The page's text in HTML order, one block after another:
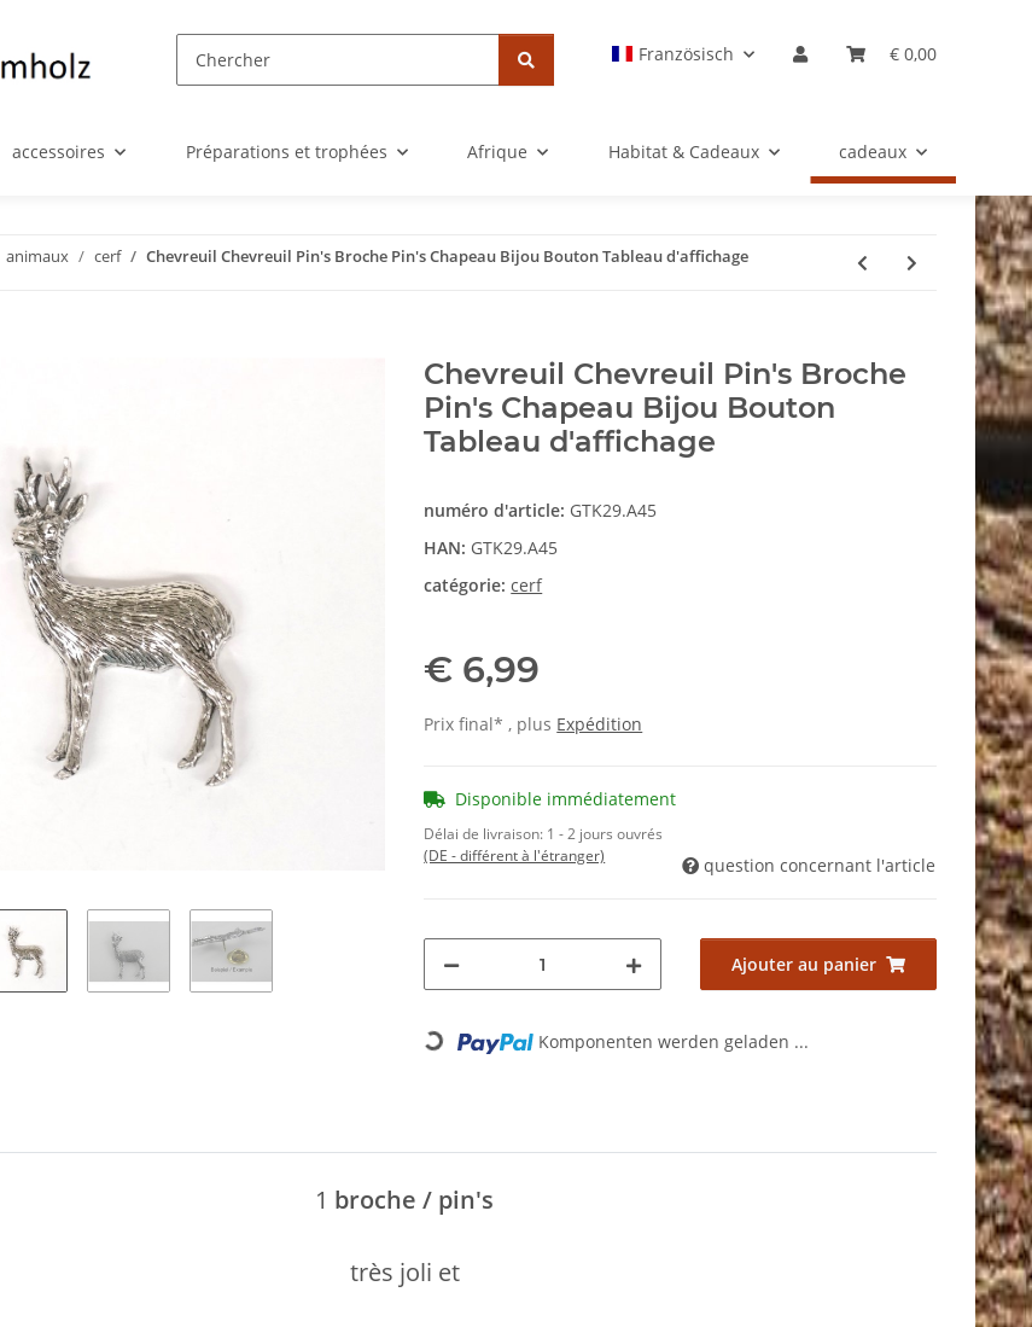
Französisch € 0,00
accessoires Préparations et trophées Afrique Habitat & Cadeaux cadeaux
animaux cerf Chevreuil Chevreuil Pin's Broche Pin's Chapeau Bijou Bouton Tableau d'affichage
Chevreuil Chevreuil Pin's Broche
Pin's Chapeau Bijou Bouton
Tableau d'affichage
numéro d'article: GTK29.A45
HAN: GTK29.A45
catégorie:cerf
€ 6,99
Prix final* , plus Expédition
Disponible immédiatement
Délai de livraison: 1 - 2 jours ouvrés
(DE - différent à l'étranger)
question concernant l'article
Ajouter au panier
Loading... Komponenten werden geladen ...
1 broche / pin's
très joli et